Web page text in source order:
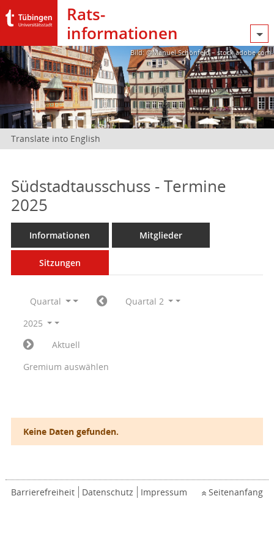
Rats­
informationen
Bild: @Manuel Schönfeld – stock.adobe.com
Translate into English
Südstadtausschuss - Termine
2025
Informationen Mitglieder
Sitzungen
Quartal
Quartal 2
2025
Aktuell
Gremium auswählen
Keine Daten gefunden.
Barrierefreiheit Datenschutz Impressum Seitenanfang